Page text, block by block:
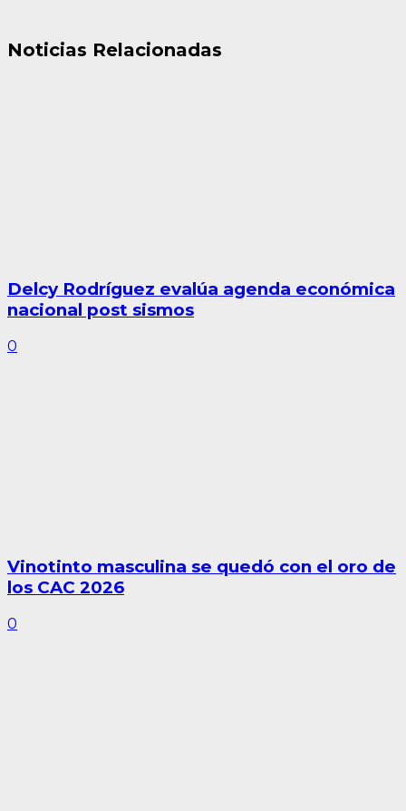
Noticias Relacionadas
Delcy Rodríguez evalúa agenda económica
nacional post sismos
0
Vinotinto masculina se quedó con el oro de
los CAC 2026
0